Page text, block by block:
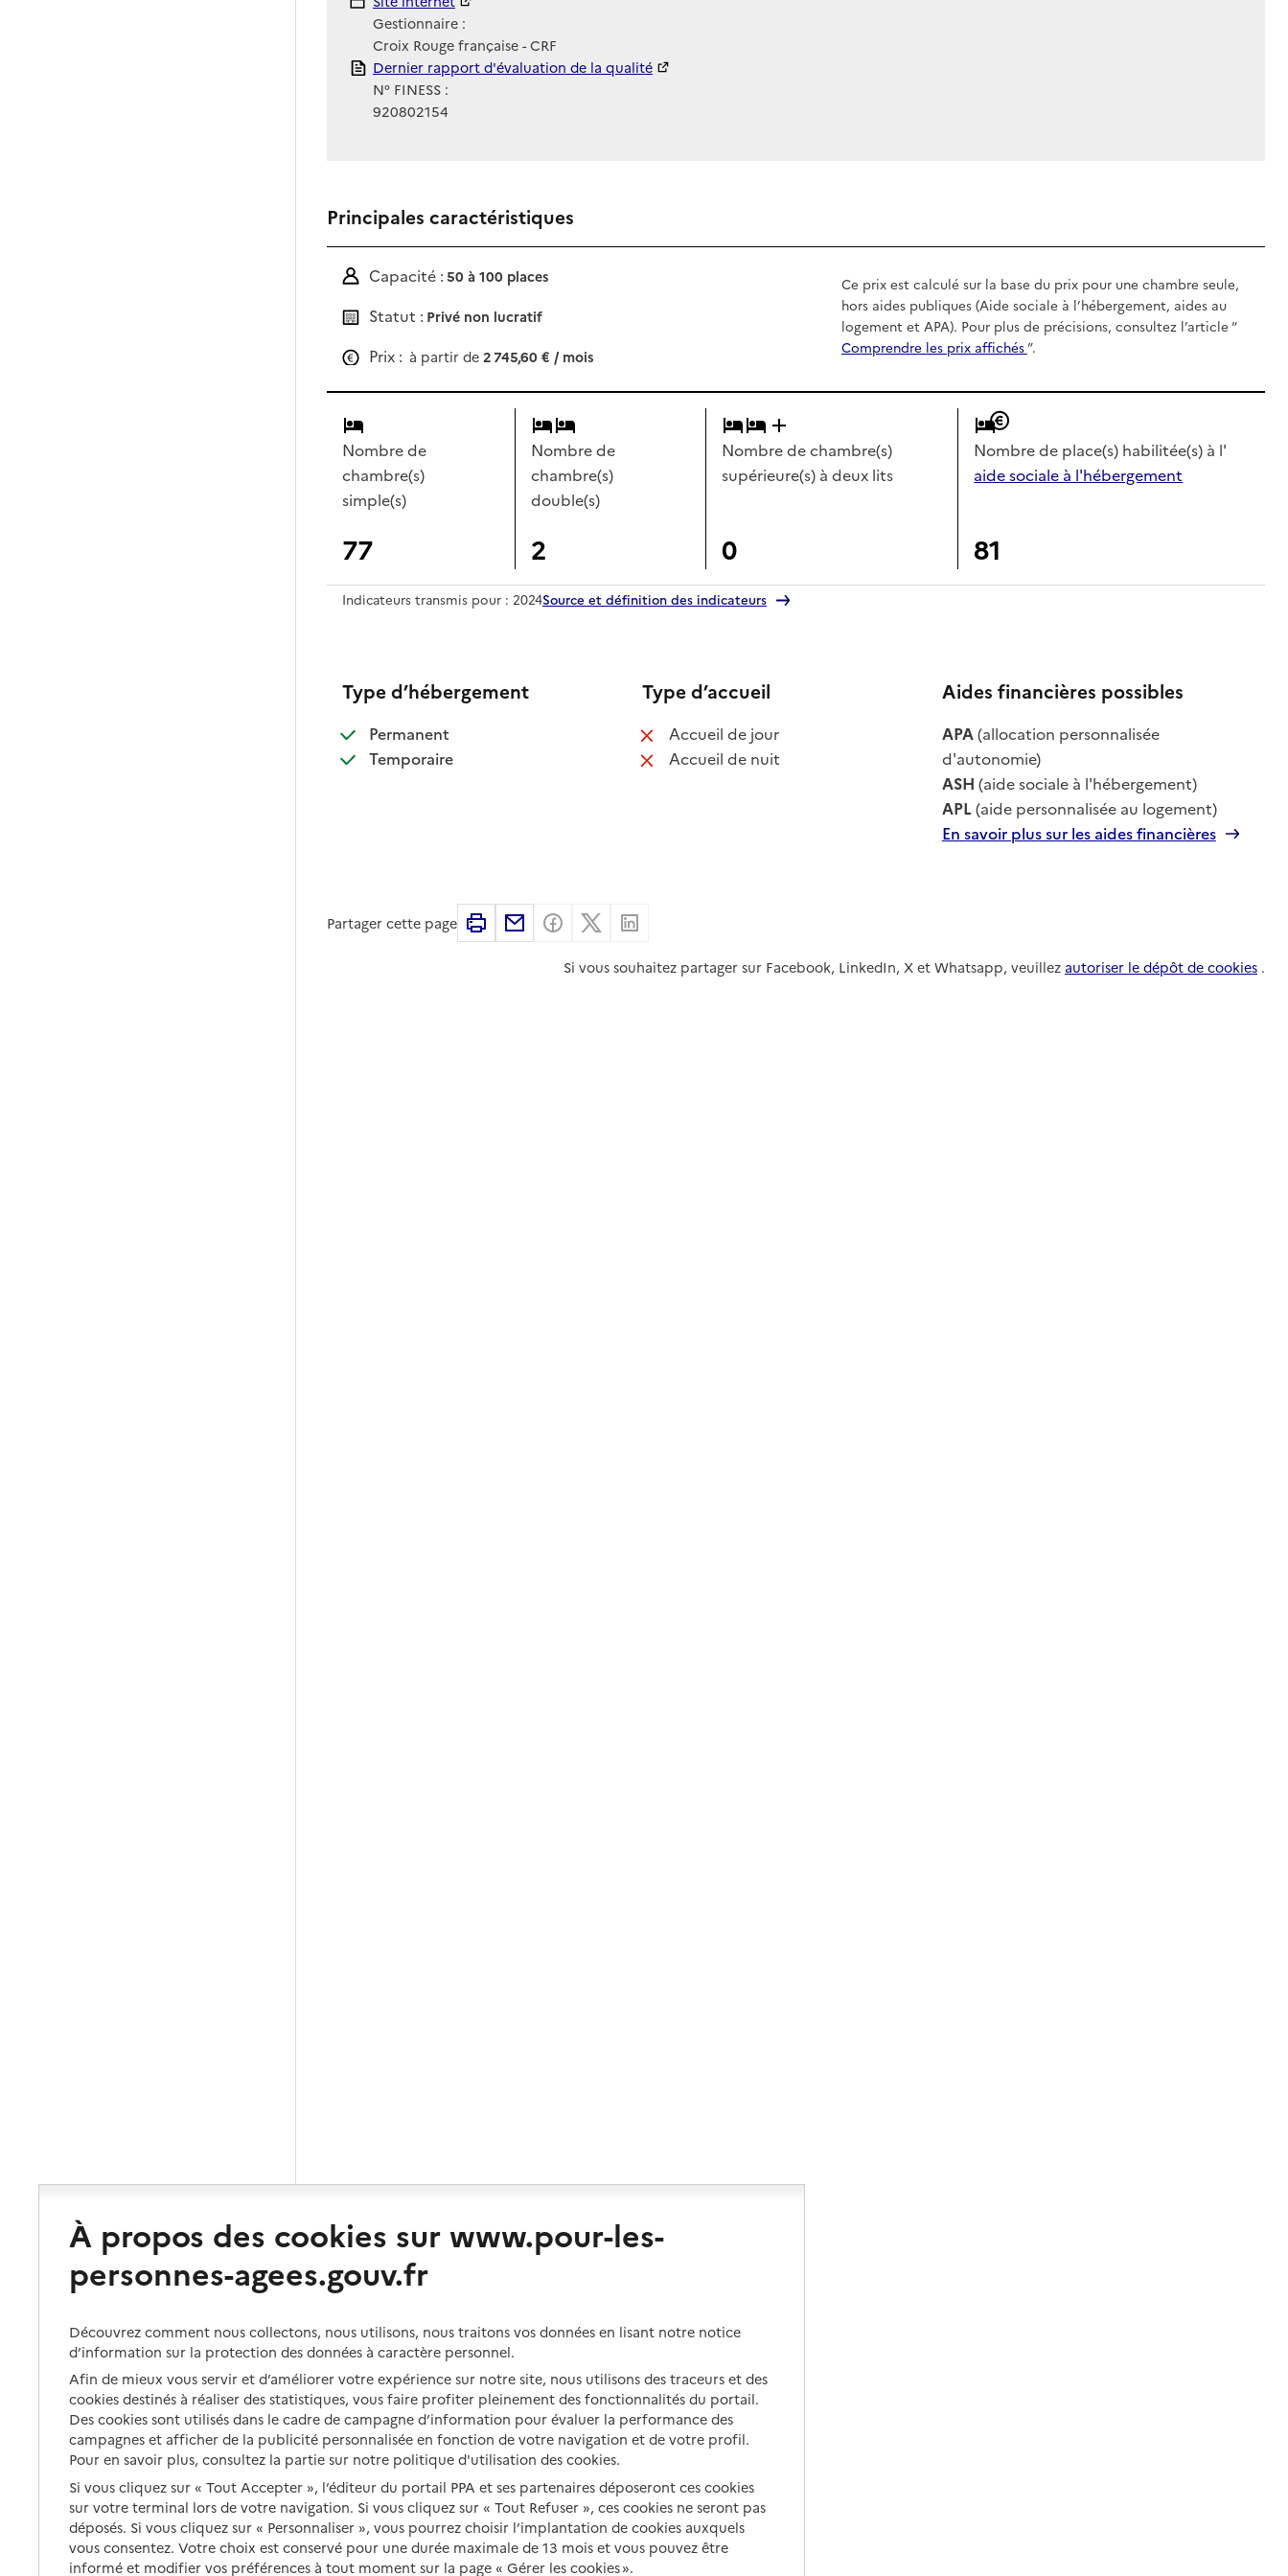
Gestionnaire :
Croix Rouge française - CRF
Rapport HAS
Dernier rapport d'évaluation de la qualité
N° FINESS :
920802154
Principales caractéristiques
Capacité : 50 à 100 places
Statut : Privé non lucratif
Prix : à partir de 2 745,60 € / mois
Ce prix est calculé sur la base du prix pour une chambre seule,
hors aides publiques (Aide sociale à l’hébergement, aides au
logement et APA). Pour plus de précisions, consultez l’article “
Comprendre les prix affichés”.
Nombre de
chambre(s)
simple(s)
77
Nombre de
chambre(s)
double(s)
2
Nombre de chambre(s)
supérieure(s) à deux lits
0
Nombre de place(s) habilitée(s) à l'
aide sociale à l'hébergement
81
Indicateurs transmis pour : 2024Source et définition des indicateurs
Type d’hébergement
Permanent: disponible
Temporaire: disponible
Type d’accueil
Accueil de jour: non disponible
Accueil de nuit: non disponible
Aides financières possibles
APA(allocation personnalisée
d'autonomie)
ASH (aide sociale à l'hébergement)
APL(aide personnalisée au logement)
En savoir plus sur les aides financières
Partager cette page ImprimerPartager par email
Partager sur Facebook
Partager sur X
Si vous souhaitez partager sur Facebook, LinkedIn, X et Whatsapp, veuillez autoriser le dépôt de cookies .
À propos des cookies sur www.pour-les-
personnes-agees.gouv.fr
Découvrez comment nous collectons, nous utilisons, nous traitons vos données en lisant notre notice
d’information sur la protection des données à caractère personnel.
Afin de mieux vous servir et d’améliorer votre expérience sur notre site, nous utilisons des traceurs et des
cookies destinés à réaliser des statistiques, vous faire profiter pleinement des fonctionnalités du portail.
Des cookies sont utilisés dans le cadre de campagne d’information pour évaluer la performance des
campagnes et afficher de la publicité personnalisée en fonction de votre navigation et de votre profil.
Pour en savoir plus, consultez la partie sur notre politique d'utilisation des cookies.
Si vous cliquez sur « Tout Accepter », l’éditeur du portail PPA et ses partenaires déposeront ces cookies
sur votre terminal lors de votre navigation. Si vous cliquez sur « Tout Refuser », ces cookies ne seront pas
déposés. Si vous cliquez sur « Personnaliser », vous pourrez choisir l’implantation de cookies auxquels
vous consentez. Votre choix est conservé pour une durée maximale de 13 mois et vous pouvez être
informé et modifier vos préférences à tout moment sur la page « Gérer les cookies ».